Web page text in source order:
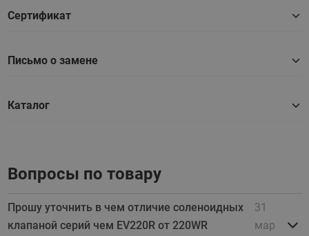
Сертификат
Письмо о замене
Каталог
Вопросы по товару
Прошу уточнить в чем отличие соленоидных
клапаной серий чем EV220R от 220WR
31
мар